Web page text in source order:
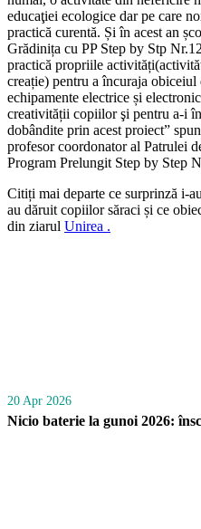
educaţiei ecologice dar pe care
practică curentă. Și în acest an
Grădinița cu PP Step by Stp
practică propriile
creație) pentru a încuraja obiceiul
echipamente electrice și
creativității copiilor şi pentru a-i
dobândite prin acest proiect”
profesor coordonator al Patrulei
Program Prelungit Step by Step
Citiți mai departe ce surprinză i-
au dăruit copiilor săraci și ce
din ziarul Unirea .
20 Apr 2026
Nicio baterie la gunoi 2026: